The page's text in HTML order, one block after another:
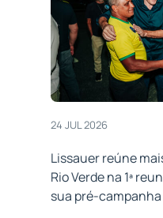
24 JUL 2026
Lissauer reúne
Rio Verde na 1ª
sua pré-campanha